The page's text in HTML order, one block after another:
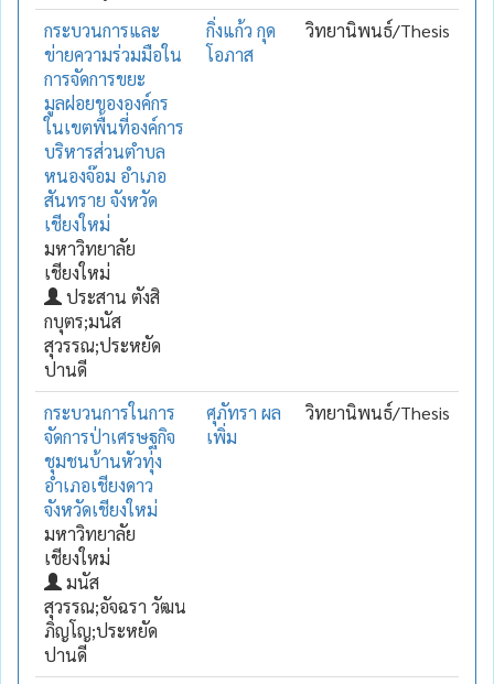
กระบวนการและ
ข่ายความร่วมมือใน
การจัดการขยะ
มูลฝอยขององค์กร
ในเขตพื้นที่องค์การ
บริหารส่วนตำบล
หนองจ๊อม อำเภอ
สันทราย จังหวัด
เชียงใหม่
มหาวิทยาลัย
เชียงใหม่
ประสาน ตังสิ
กบุตร;มนัส
สุวรรณ;ประหยัด
ปานดี
กิ่งแก้ว กุด
โอภาส
วิทยานิพนธ์/Thesis
กระบวนการในการ
จัดการป่าเศรษฐกิจ
ชุมชนบ้านหัวทุ่ง
อำเภอเชียงดาว
จังหวัดเชียงใหม่
มหาวิทยาลัย
เชียงใหม่
มนัส
สุวรรณ;อัจฉรา วัฒน
ภิญโญ;ประหยัด
ปานดี
ศุภัทรา ผล
เพิ่ม
วิทยานิพนธ์/Thesis